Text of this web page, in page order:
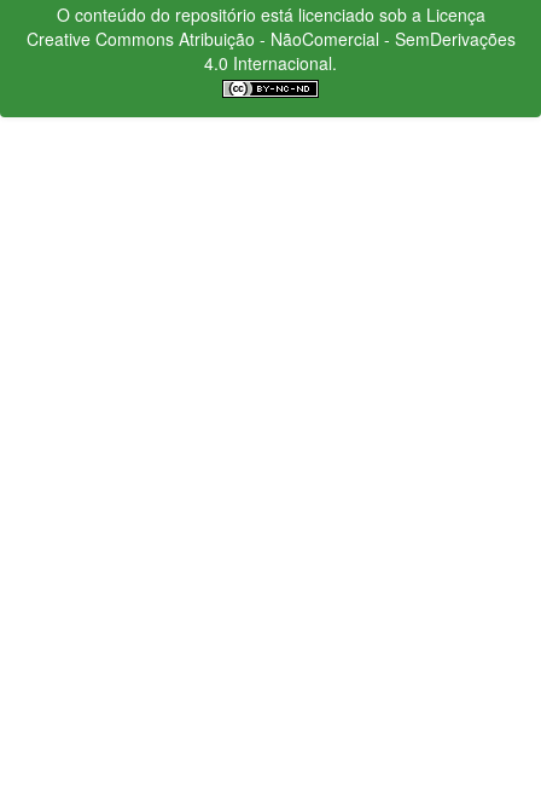
O conteúdo do repositório está licenciado sob a Licença
Creative CommonsAtribuição - NãoComercial - SemDerivações
4.0 Internacional.